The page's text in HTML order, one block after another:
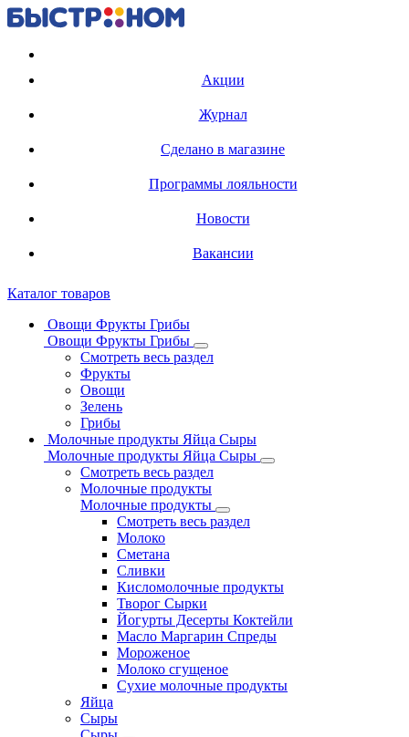
Акции
Журнал
Сделано в магазине
Программы лояльности
Новости
Вакансии
Каталог товаров
Овощи Фрукты Грибы
Овощи Фрукты Грибы
Смотреть весь раздел
Фрукты
Овощи
Зелень
Грибы
Молочные продукты Яйца Сыры
Молочные продукты Яйца Сыры
Смотреть весь раздел
Молочные продукты
Молочные продукты
Смотреть весь раздел
Молоко
Сметана
Сливки
Кисломолочные продукты
Творог Сырки
Йогурты Десерты Коктейли
Масло Маргарин Спреды
Мороженое
Молоко сгущеное
Сухие молочные продукты
Яйца
Сыры